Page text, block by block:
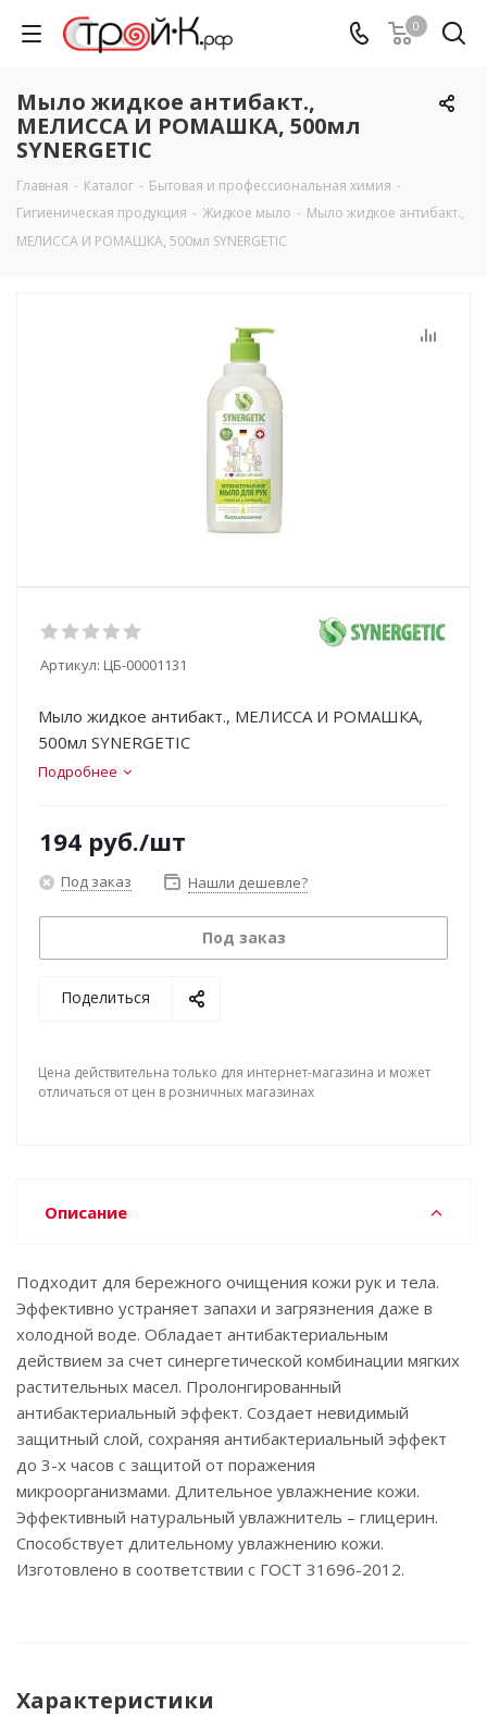
0
Мыло жидкое антибакт.,
МЕЛИССА И РОМАШКА, 500мл
SYNERGETIC
Главная - Каталог - Бытовая и профессиональная химия -
Гигиеническая продукция - Жидкое мыло - Мыло жидкое антибакт.,
МЕЛИССА И РОМАШКА, 500мл SYNERGETIC
Артикул: ЦБ-00001131
Мыло жидкое антибакт., МЕЛИССА И РОМАШКА,
500мл SYNERGETIC
Подробнее
194 руб./шт
Под заказ Нашли дешевле?
Под заказ
Поделиться
Цена действительна только для интернет-магазина и может
отличаться от цен в розничных магазинах
Описание
Подходит для бережного очищения кожи рук и тела.
Эффективно устраняет запахи и загрязнения даже в
холодной воде. Обладает антибактериальным
действием за счет синергетической комбинации мягких
растительных масел. Пролонгированный
антибактериальный эффект. Создает невидимый
защитный слой, сохраняя антибактериальный эффект
до 3-х часов с защитой от поражения
микроорганизмами. Длительное увлажнение кожи.
Эффективный натуральный увлажнитель – глицерин.
Способствует длительному увлажнению кожи.
Изготовлено в соответствии с ГОСТ 31696-2012.
Характеристики